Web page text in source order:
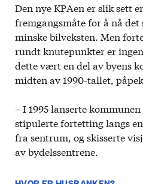
Den nye KPAen er slik sett
fremgangsmåte for å nå det
minske bilveksten. Men
rundt knutepunkter er
dette vært en del av byens
midten av 1990-tallet,
– I 1995 lanserte
stipulerte fortetting langs
fra sentrum, og skisserte
av bydelssentrene.